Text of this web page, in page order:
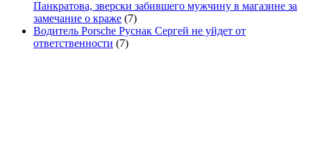
Панкратова, зверски забившего мужчину в магазине за
замечание о краже (7)
Водитель Porsche Руснак Сергей не уйдет от
ответственности (7)